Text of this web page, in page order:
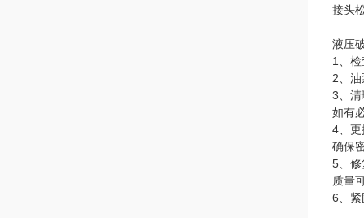
接头
液压
1、
2、
3、清
如有
4、更
确保
5、修
质量
6、紧